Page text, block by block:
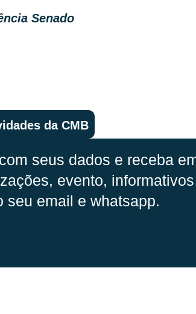
Senado
da CMB
seus dados e receba
evento,
seu email e whatsapp.